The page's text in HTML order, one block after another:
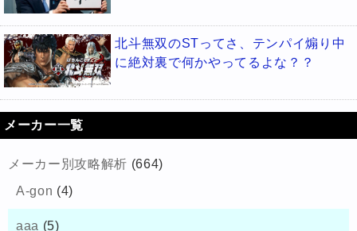
北斗無双のSTってさ、テンパイ煽り中
に絶対裏で何かやってるよな？？
メーカー一覧
メーカー別攻略解析 (664)
A-gon (4)
aaa (5)